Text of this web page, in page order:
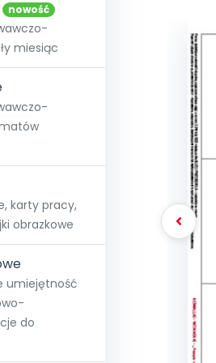
10
Strefy,
Akademia
7 dni
E-
Pakiet
Pełen
nowość
miesiąc
karty pracy,
obrazkowe
umiejętność
do